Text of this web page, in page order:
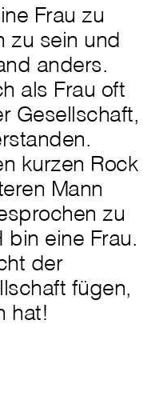
Frau zu
zu sein und
anders.
als Frau oft
Gesellschaft,
kurzen Rock
Mann
zu
eine Frau.
der
fügen,
hat!